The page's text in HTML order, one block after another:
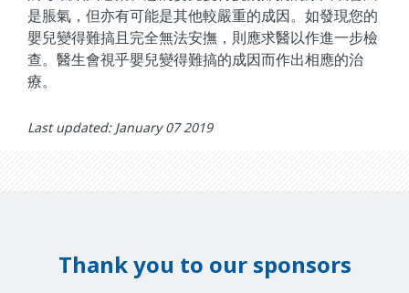
是脹氣，但亦有可能是其他較嚴重的成因。如發現您的
嬰兒變得難搞且完全無法安撫，則應求醫以作進一步檢
查。醫生會視乎嬰兒變得難搞的成因而作出相應的治
療。
Last updated: January 07 2019
Thank you to our sponsors